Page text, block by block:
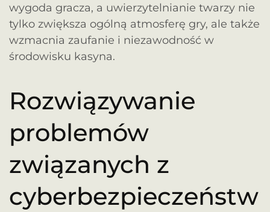
wygoda gracza, a uwierzytelnianie twarzy nie
tylko zwiększa ogólną atmosferę gry, ale także
wzmacnia zaufanie i niezawodność w
środowisku kasyna.
Rozwiązywanie
problemów
związanych z
cyberbezpieczeństw